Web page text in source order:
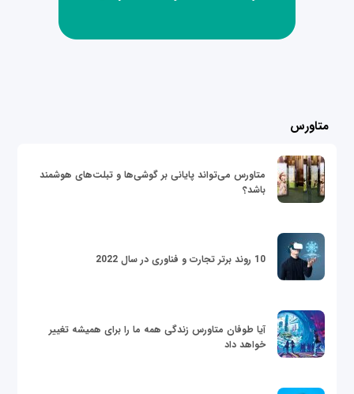
متاورس
متاورس می‌تواند پایانی بر گوشی‌ها و تبلت‌های هوشمند
باشد؟
10 روند برتر تجارت و فناوری در سال 2022
آیا طوفان متاورس زندگی همه ما را برای همیشه تغییر
خواهد داد